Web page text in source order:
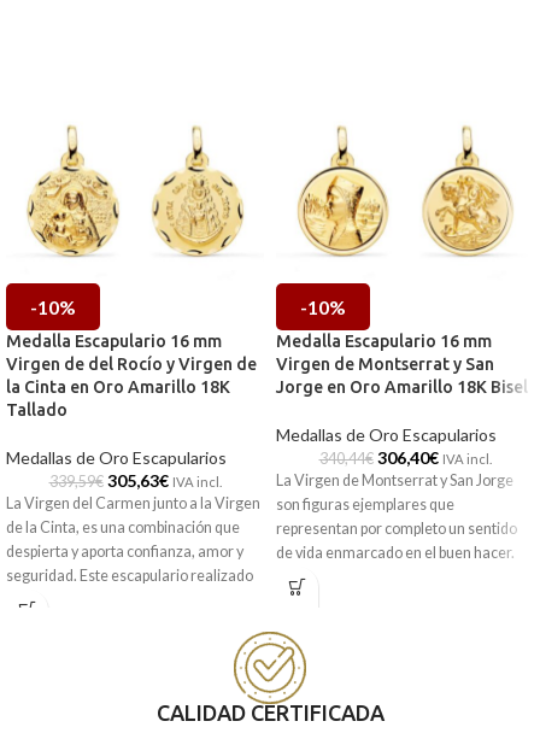
-10%
Medalla Escapulario 16 mm
Virgen de del Rocío y Virgen de
la Cinta en Oro Amarillo 18K
Tallado
Medallas de Oro Escapularios
339,59€ 305,63€ IVA incl.
La Virgen del Carmen junto a la Virgen
de la Cinta, es una combinación que
despierta y aporta confianza, amor y
seguridad. Este escapulario realizado
en Oro amarillo de 18 kilates, contiene
tiendas de Málaga, o si la compras
-10%
Medalla Escapulario 16 mm
Virgen de Montserrat y San
Jorge en Oro Amarillo 18K Bisel
Medallas de Oro Escapularios
340,44€ 306,40€ IVA incl.
La Virgen de Montserrat y San Jorge
son figuras ejemplares que
representan por completo un sentido
de vida enmarcado en el buen hacer.
Ello lo puedes encontrar en esta
medalla tipo escapulario que está
18 kilates, con 16 mm de diámetro y un
original bisel en su borde para darle un
toque más original.
CALIDAD CERTIFICADA